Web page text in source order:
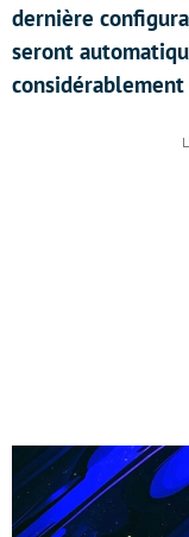
dernière
seront